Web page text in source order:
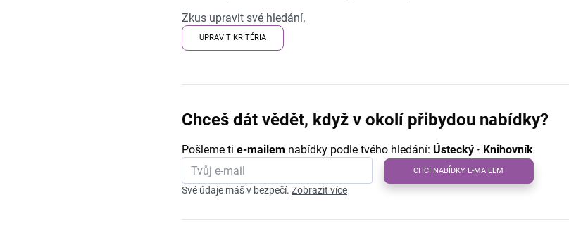
Zkus upravit své hledání.
UPRAVIT KRITÉRIA
Chceš dát vědět, když v okolí přibydou nabídky?
Pošleme ti e-mailem nabídky podle tvého hledání: Ústecký · Knihovník
CHCI NABÍDKY E-MAILEM
Své údaje máš v bezpečí. Zobrazit více